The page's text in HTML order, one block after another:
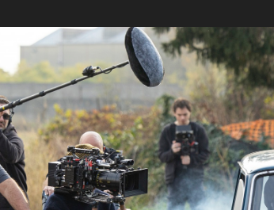
PRODUCTION GUIDE
Società di produzione
Strutture di servizio
Professionisti
Attrici-Attori
Beginners